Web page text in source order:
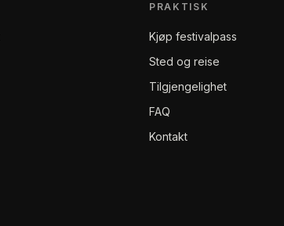
PRAKTISK
Kjøp festivalpass
Sted og reise
Tilgjengelighet
FAQ
Kontakt